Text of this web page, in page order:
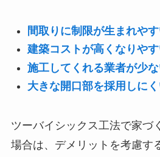
間取りに制限が生まれや
建築コストが高くなりや
施工してくれる業者が少
大きな開口部を採用しに
ツーバイシックス工法で家づ
場合は、デメリットを考慮す